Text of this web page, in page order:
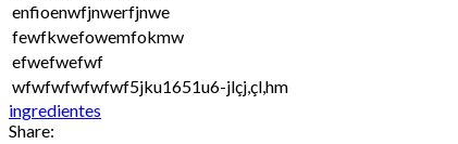
enfioenwfjnwerfjnwe
fewfkwefowemfokmw
efwefwefwf
wfwfwfwfwfwf5jku1651u6-jlçj,çl,hm
ingredientes
Share: